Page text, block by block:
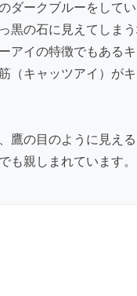
ダークブルーをしてい
黒の石に見えてしま
アイの特徴でもある
（キャッツアイ）がキ
鷹の目のように見える
も親しまれています。